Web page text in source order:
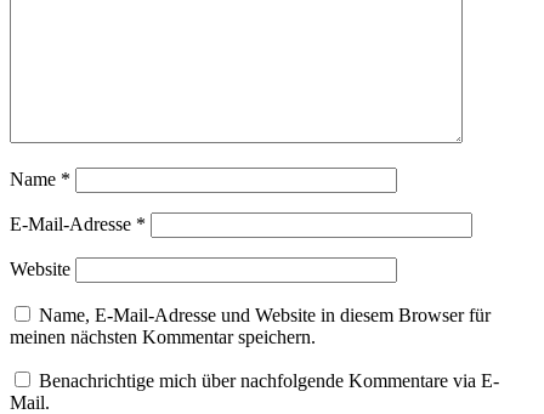
Name *
E-Mail-Adresse *
Website
Name, E-Mail-Adresse und Website in diesem Browser für
meinen nächsten Kommentar speichern.
Benachrichtige mich über nachfolgende Kommentare via E-
Mail.